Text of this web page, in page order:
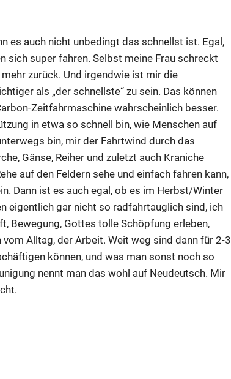
es auch nicht unbedingt das schnellst ist. Egal,
sich super fahren. Selbst meine Frau schreckt
zurück. Und irgendwie ist mir die
als „der schnellste“ zu sein. Das können
Zeitfahrmaschine wahrscheinlich besser.
in etwa so schnell bin, wie Menschen auf
bin, mir der Fahrtwind durch das
Gänse, Reiher und zuletzt auch Kraniche
auf den Feldern sehe und einfach fahren kann,
Dann ist es auch egal, ob es im Herbst/Winter
eigentlich gar nicht so radfahrtauglich sind, ich
Bewegung, Gottes tolle Schöpfung erleben,
Alltag, der Arbeit. Weit weg sind dann für 2-3
können, und was man sonst noch so
nennt man das wohl auf Neudeutsch. Mir